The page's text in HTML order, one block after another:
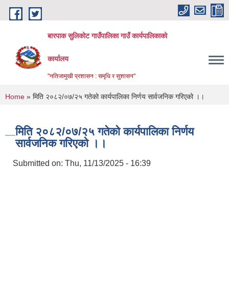
Skip to main content
बारपाक सुलिकोट गाउँपालिका गाउँ कार्यपालिकाको
कार्यालय
"नतिजामुखी प्रशासन : समृधि र सुशासन"
You are here
Home » मिति २०८२/०७/२५ गतेको कार्यपालिका निर्णय सार्वजनिक गरिएको ।।
मिति २०८२/०७/२५ गतेको कार्यपालिका निर्णय
सार्वजनिक गरिएको ।।
Submitted on: Thu, 11/13/2025 - 16:39